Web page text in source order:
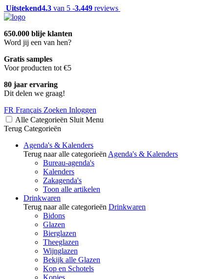
Uitstekend4.3 van 5 -3.449 reviews
650.000 blije klanten
Word jij een van hen?
Gratis samples
Voor producten tot €5
80 jaar ervaring
Dit delen we graag!
FR Français Zoeken Inloggen
Alle Categorieën Sluit Menu
Terug Categorieën
Agenda's & Kalenders
Terug naar alle categorieën Agenda's & Kalenders
Bureau-agenda's
Kalenders
Zakagenda's
Toon alle artikelen
Drinkwaren
Terug naar alle categorieën Drinkwaren
Bidons
Glazen
Bierglazen
Theeglazen
Wijnglazen
Bekijk alle Glazen
Kop en Schotels
Kopjes